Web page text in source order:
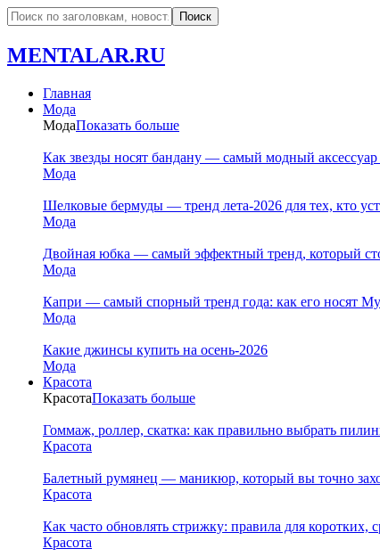
MENTALAR.RU
Главная
Мода
МодаПоказать больше
Как звезды носят бандану — самый модный
Мода
Шелковые бермуды — тренд лета-2026 для тех, кто
Мода
Двойная юбка — самый эффектный тренд, который
Мода
Капри — самый спорный тренд года: как его носят
Мода
Какие джинсы купить на осень-2026
Мода
Красота
КрасотаПоказать больше
Гоммаж, роллер, скатка: как правильно выбрать
Красота
Балетный румянец — маникюр, который вы точно
Красота
Как часто обновлять стрижку: правила для коротких,
Красота